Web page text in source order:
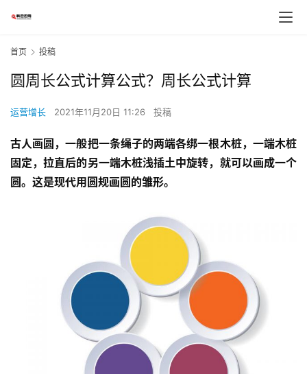
首页 投稿
圆周长公式计算公式？周长公式计算
运营增长 2021年11月20日 11:26 投稿
古人画圆，一般把一条绳子的两端各绑一根木桩，一端木桩
固定，拉直后的另一端木桩浅插土中旋转，就可以画成一个
圆。这是现代用圆规画圆的雏形。